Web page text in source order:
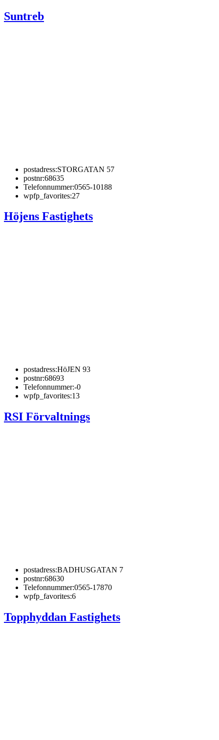
Suntreb
postadress:STORGATAN 57
postnr:68635
Telefonnummer:0565-10188
wpfp_favorites:27
Höjens Fastighets
postadress:HöJEN 93
postnr:68693
Telefonnummer:-0
wpfp_favorites:13
RSI Förvaltnings
postadress:BADHUSGATAN 7
postnr:68630
Telefonnummer:0565-17870
wpfp_favorites:6
Topphyddan Fastighets